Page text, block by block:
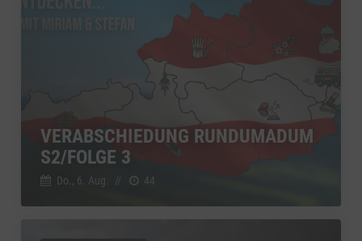
VERABSCHIEDUNG RUNDUMADUM
S2/FOLGE 3
Do., 6. Aug. // 44